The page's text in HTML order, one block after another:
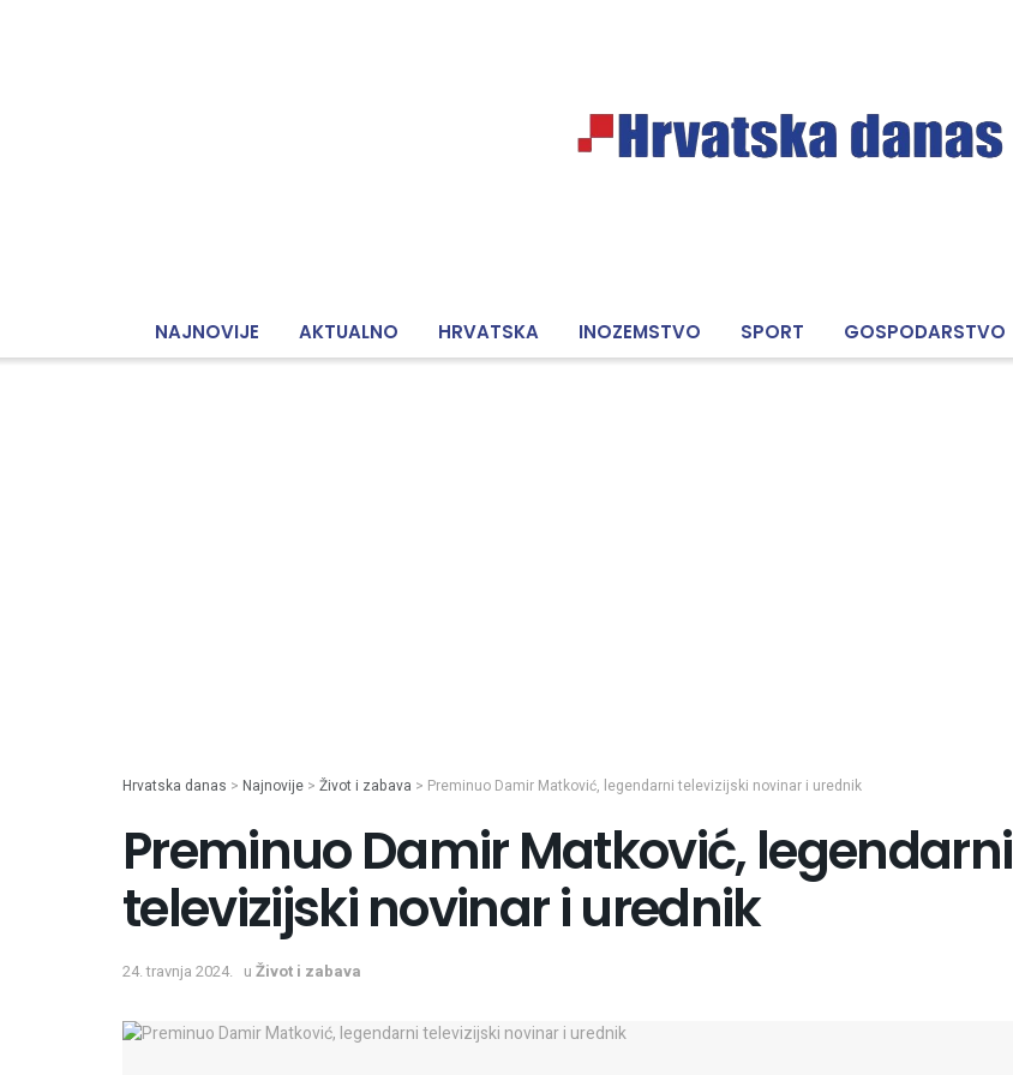
NAJNOVIJE AKTUALNO HRVATSKA INOZEMSTVO SPORT GOSPODARSTVO
Hrvatska danas > Najnovije > Život i zabava > Preminuo Damir Matković, legendarni televizijski novinar i urednik
Preminuo Damir Matković, legendarni
televizijski novinar i urednik
24. travnja 2024. u Život i zabava